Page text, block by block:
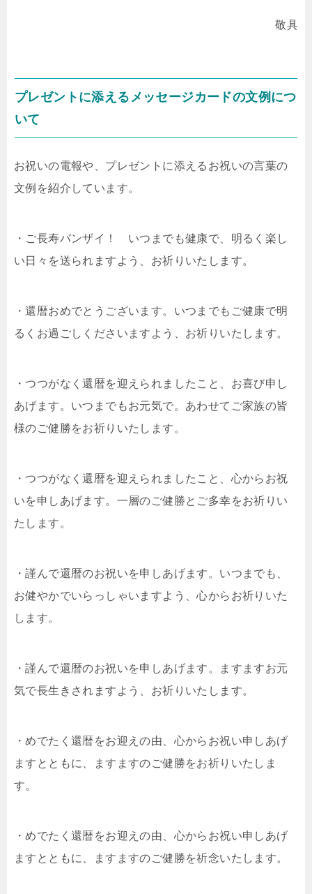
敬具
プレゼントに添えるメッセージカードの文例につ
いて
お祝いの電報や、プレゼントに添えるお祝いの言葉の
文例を紹介しています。
・ご長寿バンザイ！ いつまでも健康で、明るく楽し
い日々を送られますよう、お祈りいたします。
・還暦おめでとうございます。いつまでもご健康で明
るくお過ごしくださいますよう、お祈りいたします。
・つつがなく還暦を迎えられましたこと、お喜び申し
あげます。いつまでもお元気で。あわせてご家族の皆
様のご健勝をお祈りいたします。
・つつがなく還暦を迎えられましたこと、心からお祝
いを申しあげます。一層のご健勝とご多幸をお祈りい
たします。
・謹んで還暦のお祝いを申しあげます。いつまでも、
お健やかでいらっしゃいますよう、心からお祈りいた
します。
・謹んで還暦のお祝いを申しあげます。ますますお元
気で長生きされますよう、お祈りいたします。
・めでたく還暦をお迎えの由、心からお祝い申しあげ
ますとともに、ますますのご健勝をお祈りいたしま
す。
・めでたく還暦をお迎えの由、心からお祝い申しあげ
ますとともに、ますますのご健勝を祈念いたします。